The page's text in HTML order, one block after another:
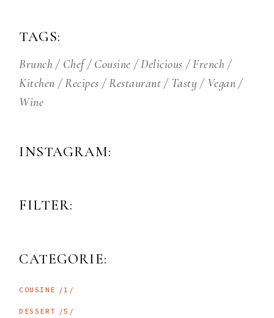
TAGS:
Brunch Chef Cousine Delicious
French
Kitchen
Recipes Restaurant Tasty
Vegan
Wine
INSTAGRAM:
FILTER:
CATEGORIE:
COUSINE 1
DESSERT 5